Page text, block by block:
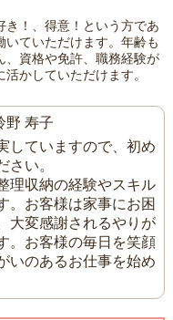
き！、得意！という方であ
いていただけます。年齢も
、資格や免許、職務経験が
かしていただけます。
野 寿子
していますので、初め
さい。
理収納の経験やスキル
。お客様は家事にお困
大変感謝されるやりが
。お客様の毎日を笑顔
いのあるお仕事を始め